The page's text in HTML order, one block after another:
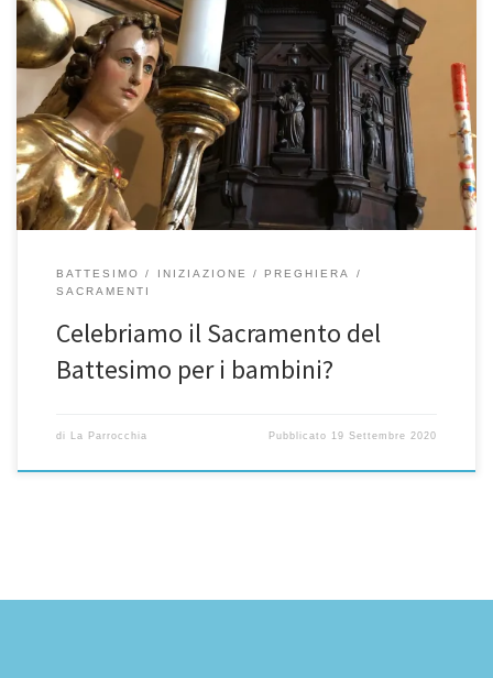
PER I GENITORI “Il santo Battesimo é il fondamento di tutta la vita
cristiana, il vestibolo d’ingresso alla vita nello spirito e la porta
d’ingresso agli altri sacramenti. Mediante il Battesimo siamo
liberati dal peccato e rigenerati come figli di Dio, diventiamo
membra di Cristo; siamo incorporati alla Chiesa e […]
BATTESIMO INIZIAZIONE
PREGHIERA
SACRAMENTI
Celebriamo il Sacramento del
Battesimo per i bambini?
di La Parrocchia Pubblicato 19 Settembre 2020